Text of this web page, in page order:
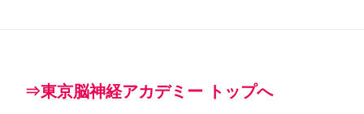
⇒東京脳神経アカデミー トップへ